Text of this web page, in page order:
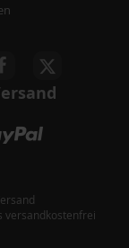
versandkostenfrei